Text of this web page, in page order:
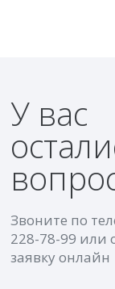
У вас
Звоните по
228-78-99 или
заявку онлайн